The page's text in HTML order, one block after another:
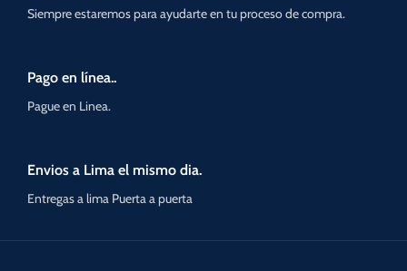
Siempre estaremos para ayudarte en tu proceso de compra.
Pago en línea..
Pague en Linea.
Envios a Lima el mismo dia.
Entregas a lima Puerta a puerta